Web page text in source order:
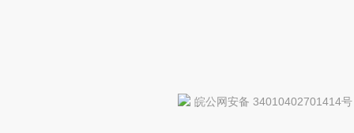
皖公网安备 34010402701414号